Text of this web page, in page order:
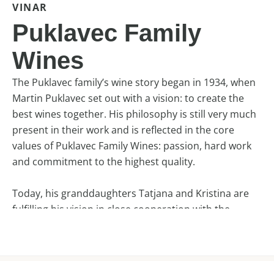
VINAR
Puklavec Family
Wines
The Puklavec family’s wine story began in 1934, when
Martin Puklavec set out with a vision: to create the
best wines together. His philosophy is still very much
present in their work and is reflected in the core
values of Puklavec Family Wines: passion, hard work
and commitment to the highest quality.
Today, his granddaughters Tatjana and Kristina are
fulfilling his vision in close cooperation with the